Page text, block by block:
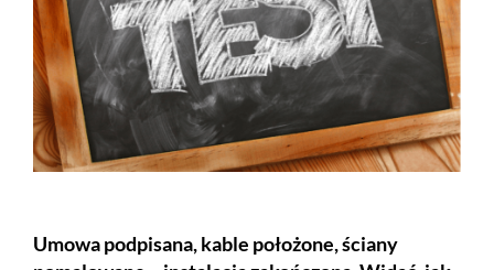
Umowa podpisana, kable położone, ściany